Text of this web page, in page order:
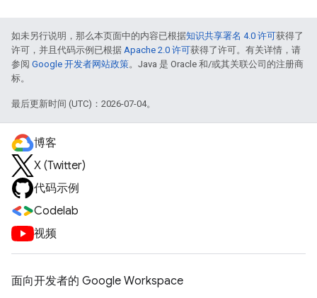
如未另行说明，那么本页面中的内容已根据知识共享署名 4.0 许可获得了
许可，并且代码示例已根据 Apache 2.0 许可获得了许可。有关详情，请
参阅 Google 开发者网站政策。Java 是 Oracle 和/或其关联公司的注册商
标。
最后更新时间 (UTC)：2026-07-04。
博客
X (Twitter)
代码示例
Codelab
视频
面向开发者的 Google Workspace